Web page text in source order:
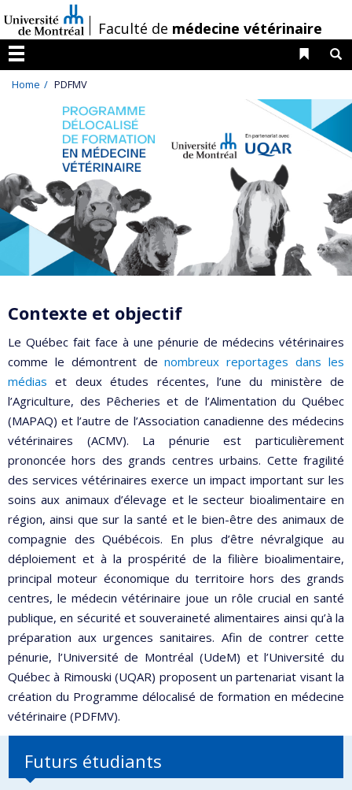
au
contenu
/Faculté de médecine vétérinaire
Menu
Liens
Home PDFMV
Contexte et objectif
Le Québec fait face à une pénurie de médecins vétérinaires
comme le démontrent denombreux reportages dans les
médias et deux études récentes, l’une du ministère de
l’Agriculture, des Pêcheries et de l’Alimentation du Québec
(MAPAQ) et l’autre de l’Association canadienne des médecins
vétérinaires (ACMV). La pénurie est particulièrement
prononcée hors des grands centres urbains. Cette fragilité
des services vétérinaires exerce un impact important sur les
soins aux animaux d’élevage et le secteur bioalimentaire en
région, ainsi que sur la santé et le bien-être des animaux de
compagnie des Québécois. En plus d’être névralgique au
déploiement et à la prospérité de la filière bioalimentaire,
principal moteur économique du territoire hors des grands
centres, le médecin vétérinaire joue un rôle crucial en santé
publique, en sécurité et souveraineté alimentaires ainsi qu’à la
préparation aux urgences sanitaires. Afin de contrer cette
pénurie, l’Université de Montréal (UdeM) et l’Université du
Québec à Rimouski (UQAR) proposent un partenariat visant la
création du Programme délocalisé de formation en médecine
vétérinaire (PDFMV).
Futurs étudiants